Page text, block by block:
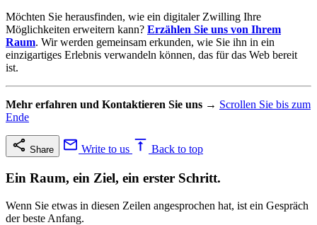
Möchten Sie herausfinden, wie ein digitaler Zwilling Ihre
Möglichkeiten erweitern kann? Erzählen Sie uns von Ihrem
Raum. Wir werden gemeinsam erkunden, wie Sie ihn in ein
einzigartiges Erlebnis verwandeln können, das für das Web bereit
ist.
Mehr erfahren und Kontaktieren Sie uns → Scrollen Sie bis zum
Ende
Share Write to us Back to top
Ein Raum, ein Ziel, ein erster Schritt.
Wenn Sie etwas in diesen Zeilen angesprochen hat, ist ein Gespräch
der beste Anfang.